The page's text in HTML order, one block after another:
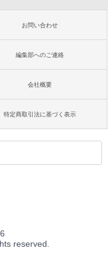
お問い合わせ
編集部へのご連絡
会社概要
特定商取引法に基づく表示
reserved.